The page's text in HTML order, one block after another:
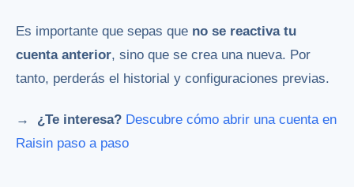
Es importante que sepas que no se reactiva tu
cuenta anterior, sino que se crea una nueva. Por
tanto, perderás el historial y configuraciones previas.
→ ¿Te interesa? Descubre cómo abrir una cuenta en
Raisin paso a paso